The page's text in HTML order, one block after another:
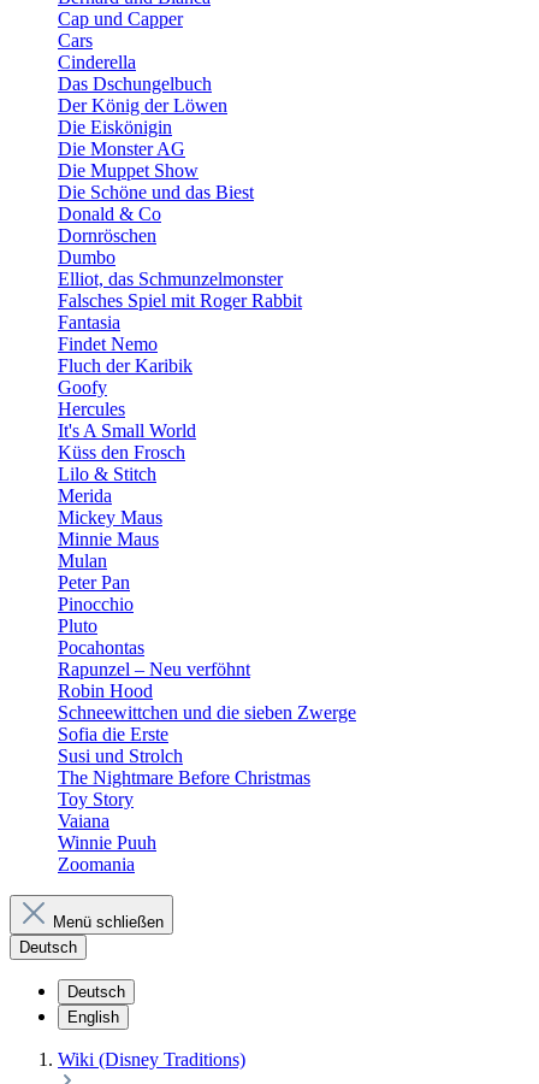
Cap und Capper
Cars
Cinderella
Das Dschungelbuch
Der König der Löwen
Die Eiskönigin
Die Monster AG
Die Muppet Show
Die Schöne und das Biest
Donald & Co
Dornröschen
Dumbo
Elliot, das Schmunzelmonster
Falsches Spiel mit Roger Rabbit
Fantasia
Findet Nemo
Fluch der Karibik
Goofy
Hercules
It's A Small World
Küss den Frosch
Lilo & Stitch
Merida
Mickey Maus
Minnie Maus
Mulan
Peter Pan
Pinocchio
Pluto
Pocahontas
Rapunzel – Neu verföhnt
Robin Hood
Schneewittchen und die sieben Zwerge
Sofia die Erste
Susi und Strolch
The Nightmare Before Christmas
Toy Story
Vaiana
Winnie Puuh
Zoomania
Menü schließen
Deutsch
Deutsch
English
Wiki (Disney Traditions)